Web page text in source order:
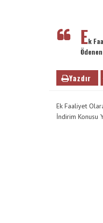
Ek
Yazdır
Ek Faaliyet
İndirim Konusu